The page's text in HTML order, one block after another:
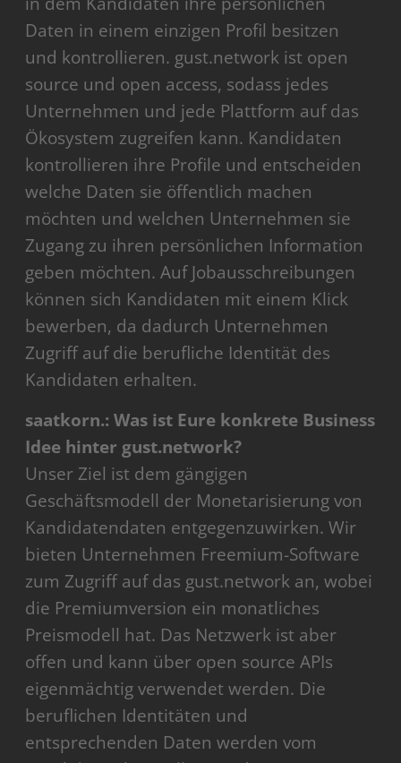
Daten in einem einzigen Profil besitzen
und kontrollieren. gust.network ist open
source und open access, sodass jedes
Unternehmen und jede Plattform auf das
Ökosystem zugreifen kann. Kandidaten
kontrollieren ihre Profile und entscheiden
welche Daten sie öffentlich machen
möchten und welchen Unternehmen sie
Zugang zu ihren persönlichen Information
geben möchten. Auf Jobausschreibungen
können sich Kandidaten mit einem Klick
bewerben, da dadurch Unternehmen
Zugriff auf die berufliche Identität des
Kandidaten erhalten.
saatkorn.: Was ist Eure konkrete Business
Idee hinter gust.network?
Unser Ziel ist dem gängigen
Geschäftsmodell der Monetarisierung von
Kandidatendaten entgegenzuwirken. Wir
bieten Unternehmen Freemium-Software
zum Zugriff auf das gust.network an, wobei
die Premiumversion ein monatliches
Preismodell hat. Das Netzwerk ist aber
offen und kann über open source APIs
eigenmächtig verwendet werden. Die
beruflichen Identitäten und
entsprechenden Daten werden vom